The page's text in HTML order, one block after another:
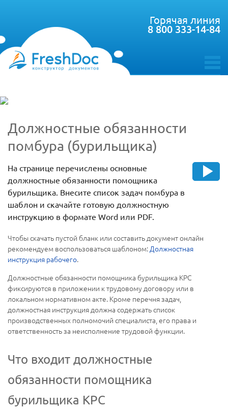
toggle
Горячая линия
8 800 333-14-84
Должностные обязанности
помбура (бурильщика)
На странице перечислены основные
должностные обязанности помощника
бурильщика. Внесите список задач помбура в
шаблон и скачайте готовую должностную
инструкцию в формате Word или PDF.
Чтобы скачать пустой бланк или составить документ онлайн
рекомендуем воспользоваться шаблоном:Должностная
инструкция рабочего.
Должностные обязанности помощника бурильщика КРС
фиксируются в приложении к трудовому договору или в
локальном нормативном акте. Кроме перечня задач,
должностная инструкция должна содержать список
производственных полномочий специалиста, его права и
ответственность за неисполнение трудовой функции.
Что входит должностные
обязанности помощника
бурильщика КРС